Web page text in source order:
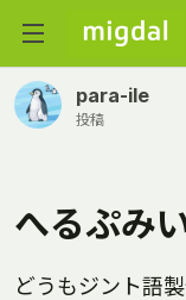
para-ile
投稿
へるぷみ
どうもジント語